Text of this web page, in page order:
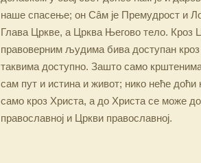
наше спасење; он Сâм је Премудрост и
Глава Цркве, а Црква Његово тело. Кроз
правоверним људима бива доступан кроз
таквима доступно. Зашто само
сам пут и истина и живот; нико неће
само кроз Христа, а до Христа се може
православној и Цркви православној.